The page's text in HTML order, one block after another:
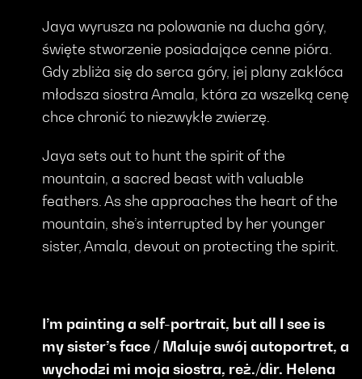
Jaya wyrusza na polowanie na ducha góry,
święte stworzenie posiadające cenne pióra.
Gdy zbliża się do serca góry, jej plany zakłóca
młodsza siostra Amala, która za wszelką cenę
chce chronić to niezwykłe zwierzę.
Jaya sets out to hunt the spirit of the
mountain, a sacred beast with valuable
feathers. As she approaches the heart of the
mountain, she’s interrupted by her younger
sister, Amala, devout on protecting the spirit.
I’m painting a self-portrait, but all I see is
my sister’s face / Maluje swój autoportret, a
wychodzi mi moja siostra, reż./dir. Helena